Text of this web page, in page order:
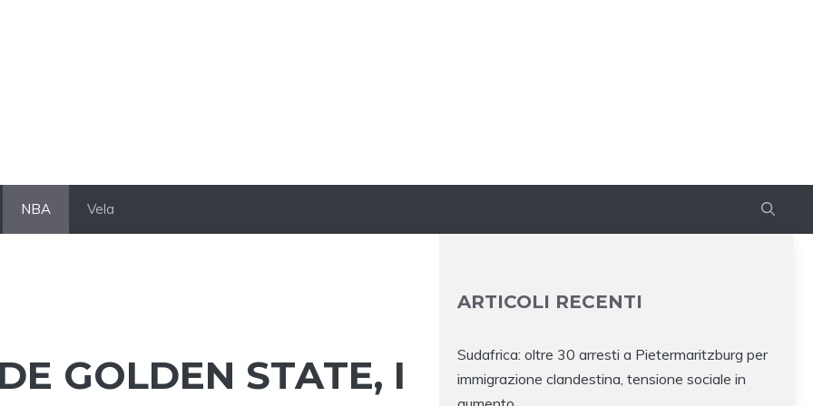
NBA Vela
GOLDEN STATE, I
ARTICOLI RECENTI
Sudafrica: oltre 30 arresti a Pietermaritzburg per
immigrazione clandestina, tensione sociale in